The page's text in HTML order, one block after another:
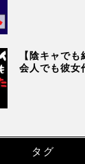
【陰キャで
会人でも彼女
タグ